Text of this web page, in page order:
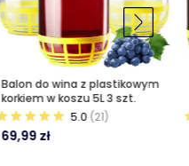
Balon do wina z plastikowym
korkiem w koszu 5L 3 szt.
5.0 (21)
69,99 zł